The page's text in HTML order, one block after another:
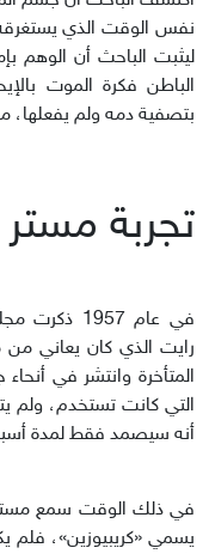
نفس الوقت الذي
ليثبت الباحث أن الوهم
الباطن فكرة الموت
بتصفية دمه ولم يفعلها،
تجربة
رايت الذي كان يعاني
المتأخرة وانتشر في
التي كانت تستخدم، ولم
أنه سيصمد فقط لمدة
في ذلك الوقت سمع مستر
يسمي «كريبيوزين»، فلم